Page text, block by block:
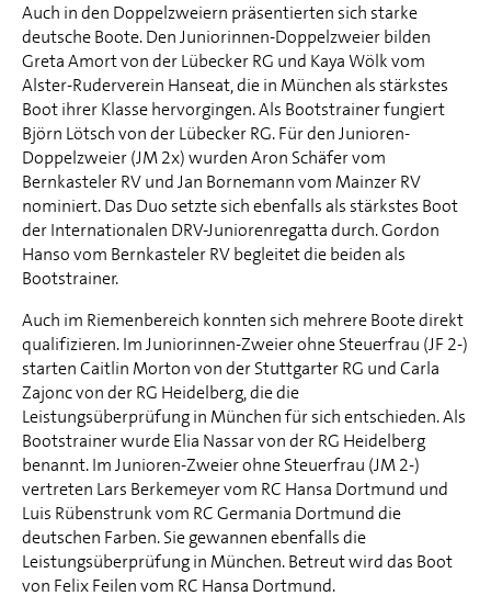
Auch in den Doppelzweiern präsentierten sich starke
deutsche Boote. Den Juniorinnen-Doppelzweier bilden
Greta Amort von der Lübecker RG und Kaya Wölk vom
Alster-Ruderverein Hanseat, die in München als stärkstes
Boot ihrer Klasse hervorgingen. Als Bootstrainer fungiert
Björn Lötsch von der Lübecker RG. Für den Junioren-
Doppelzweier (JM 2x) wurden Aron Schäfer vom
Bernkasteler RV und Jan Bornemann vom Mainzer RV
nominiert. Das Duo setzte sich ebenfalls als stärkstes Boot
der Internationalen DRV-Juniorenregatta durch. Gordon
Hanso vom Bernkasteler RV begleitet die beiden als
Bootstrainer.
Auch im Riemenbereich konnten sich mehrere Boote direkt
qualifizieren. Im Juniorinnen-Zweier ohne Steuerfrau (JF 2-)
starten Caitlin Morton von der Stuttgarter RG und Carla
Zajonc von der RG Heidelberg, die die
Leistungsüberprüfung in München für sich entschieden. Als
Bootstrainer wurde Elia Nassar von der RG Heidelberg
benannt. Im Junioren-Zweier ohne Steuerfrau (JM 2-)
vertreten Lars Berkemeyer vom RC Hansa Dortmund und
Luis Rübenstrunk vom RC Germania Dortmund die
deutschen Farben. Sie gewannen ebenfalls die
Leistungsüberprüfung in München. Betreut wird das Boot
von Felix Feilen vom RC Hansa Dortmund.